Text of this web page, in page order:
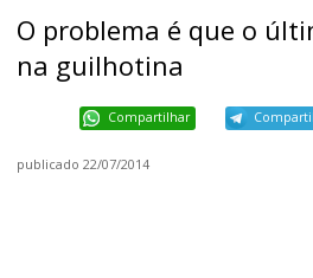
O problema é que o
na guilhotina
Compartilhar
publicado 22/07/2014